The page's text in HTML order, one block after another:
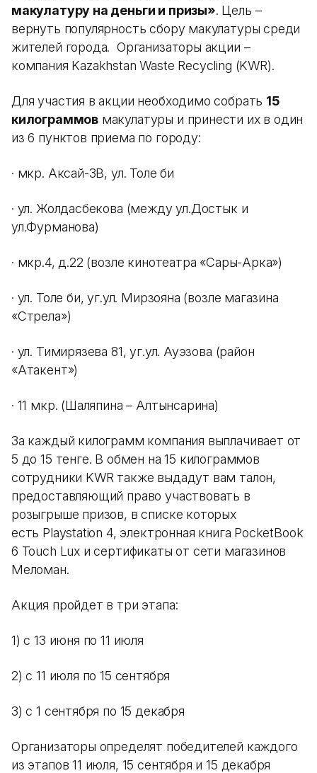
макулатуру на деньги и призы». Цель –
вернуть популярность сбору макулатуры среди
жителей города. Организаторы акции –
компания Kazakhstan Waste Recycling (KWR).
Для участия в акции необходимо собрать 15
килограммов макулатуры и принести их в один
из 6 пунктов приема по городу:
· мкр. Аксай-3В, ул. Толе би
· ул. Жолдасбекова (между ул.Достык и
ул.Фурманова)
· мкр.4, д.22 (возле кинотеатра «Сары-Арка»)
· ул. Толе би, уг.ул. Мирзояна (возле магазина
«Стрела»)
· ул. Тимирязева 81, уг.ул. Ауэзова (район
«Атакент»)
· 11 мкр. (Шаляпина – Алтынсарина)
За каждый килограмм компания выплачивает от
5 до 15 тенге. В обмен на 15 килограммов
сотрудники KWR также выдадут вам талон,
предоставляющий право участвовать в
розыгрыше призов, в списке которых
есть Playstation 4, электронная книга PocketBook
6 Touch Lux и сертификаты от сети магазинов
Меломан.
Акция пройдет в три этапа:
1) с 13 июня по 11 июля
2) с 11 июля по 15 сентября
3) с 1 сентября по 15 декабря
Организаторы определят победителей каждого
из этапов 11 июля, 15 сентября и 15 декабря